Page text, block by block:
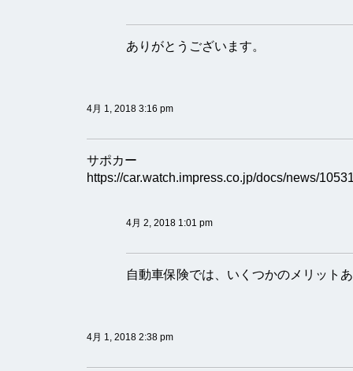
ありがとうございます。
4月 1, 2018 3:16 pm
サポカー
https://car.watch.impress.co.jp/docs/news/
4月 2, 2018 1:01 pm
自動車保険では、いくつかのメリット
4月 1, 2018 2:38 pm